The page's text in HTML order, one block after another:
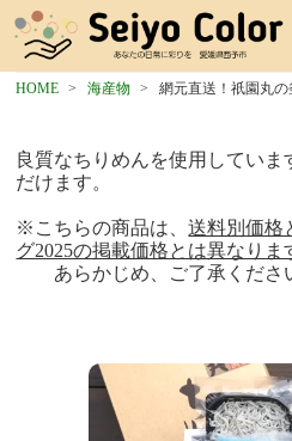
HOME 海産物 網元直送！祇園丸
良質なちりめんを使用していま
だけます。
※こちらの商品は、送料別価格
グ2025の掲載価格とは異なりま
あらかじめ、ご了承くださ